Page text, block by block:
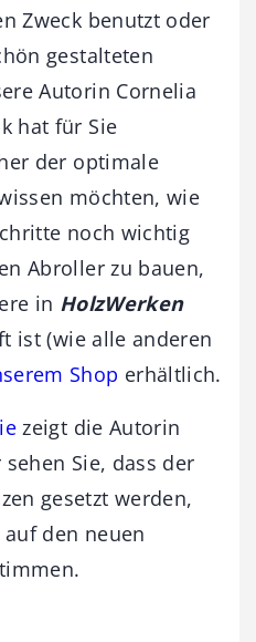
Zweck benutzt oder
gestalteten
Autorin Cornelia
hat für Sie
der optimale
möchten, wie
noch wichtig
Abroller zu bauen,
in HolzWerken
ist (wie alle anderen
Shop erhältlich.
zeigt die Autorin
Sie, dass der
gesetzt werden,
den neuen